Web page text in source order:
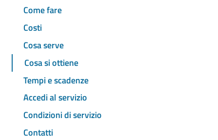
Come fare
Costi
Cosa serve
Cosa si ottiene
Tempi e scadenze
Accedi al servizio
Condizioni di servizio
Contatti